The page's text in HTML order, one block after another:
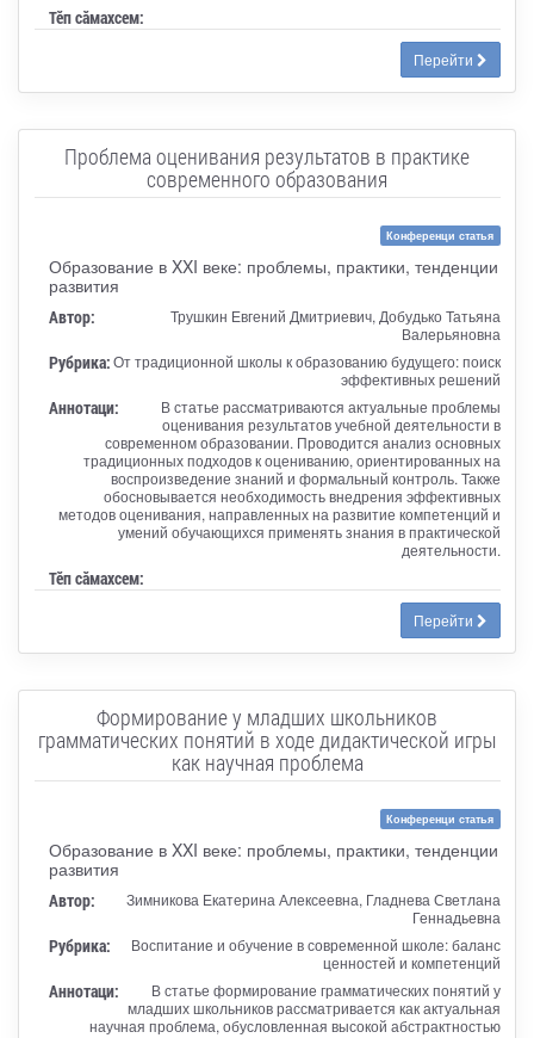
Тӗп сӑмахсем:
Перейти
Проблема оценивания результатов в практике
современного образования
Конференци статья
Образование в XXI веке: проблемы, практики, тенденции
развития
Автор:
Трушкин Евгений Дмитриевич, Добудько Татьяна
Валерьяновна
Рубрика:От традиционной школы к образованию будущего: поиск
эффективных решений
Аннотаци:
В статье рассматриваются актуальные проблемы
оценивания результатов учебной деятельности в
современном образовании. Проводится анализ основных
традиционных подходов к оцениванию, ориентированных на
воспроизведение знаний и формальный контроль. Также
обосновывается необходимость внедрения эффективных
методов оценивания, направленных на развитие компетенций и
умений обучающихся применять знания в практической
деятельности.
Тӗп сӑмахсем:
Перейти
Формирование у младших школьников
грамматических понятий в ходе дидактической игры
как научная проблема
Конференци статья
Образование в XXI веке: проблемы, практики, тенденции
развития
Автор:
Зимникова Екатерина Алексеевна, Гладнева Светлана
Геннадьевна
Рубрика:
Воспитание и обучение в современной школе: баланс
ценностей и компетенций
Аннотаци:
В статье формирование грамматических понятий у
младших школьников рассматривается как актуальная
научная проблема, обусловленная высокой абстрактностью